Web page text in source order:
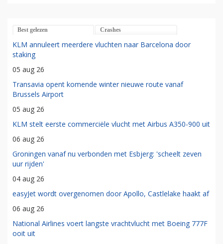
Best gelezen Crashes
KLM annuleert meerdere vluchten naar Barcelona door
staking
05 aug 26
Transavia opent komende winter nieuwe route vanaf
Brussels Airport
05 aug 26
KLM stelt eerste commerciële vlucht met Airbus A350-900 uit
06 aug 26
Groningen vanaf nu verbonden met Esbjerg: 'scheelt zeven
uur rijden'
04 aug 26
easyJet wordt overgenomen door Apollo, Castlelake haakt af
06 aug 26
National Airlines voert langste vrachtvlucht met Boeing 777F
ooit uit